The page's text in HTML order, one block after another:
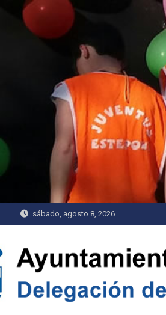
contenido
sábado, agosto 8, 2026
Delegación